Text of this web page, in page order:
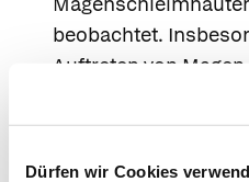
Dürfen wir Cookies
beobachtet.
Auftreten von
abhängig vom
Anwendungsdauer.